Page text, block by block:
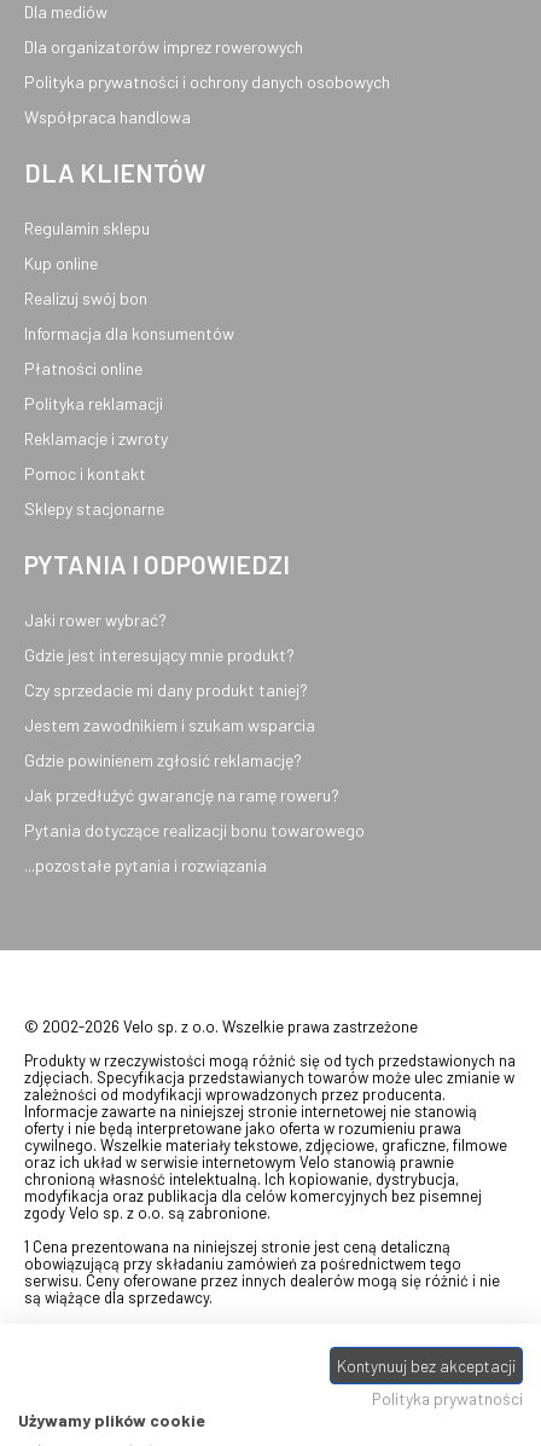
Dla mediów
Dla organizatorów imprez rowerowych
Polityka prywatności i ochrony danych osobowych
Współpraca handlowa
DLA KLIENTÓW
Regulamin sklepu
Kup online
Realizuj swój bon
Informacja dla konsumentów
Płatności online
Polityka reklamacji
Reklamacje i zwroty
Pomoc i kontakt
Sklepy stacjonarne
PYTANIA I ODPOWIEDZI
Jaki rower wybrać?
Gdzie jest interesujący mnie produkt?
Czy sprzedacie mi dany produkt taniej?
Jestem zawodnikiem i szukam wsparcia
Gdzie powinienem zgłosić reklamację?
Jak przedłużyć gwarancję na ramę roweru?
Pytania dotyczące realizacji bonu towarowego
...pozostałe pytania i rozwiązania
© 2002-2026 Velo sp. z o.o. Wszelkie prawa zastrzeżone
Produkty w rzeczywistości mogą różnić się od tych przedstawionych na
zdjęciach. Specyfikacja przedstawianych towarów może ulec zmianie w
zależności od modyfikacji wprowadzonych przez producenta.
Informacje zawarte na niniejszej stronie internetowej nie stanowią
oferty i nie będą interpretowane jako oferta w rozumieniu prawa
cywilnego. Wszelkie materiały tekstowe, zdjęciowe, graficzne, filmowe
oraz ich układ w serwisie internetowym Velo stanowią prawnie
chronioną własność intelektualną. Ich kopiowanie, dystrybucja,
modyfikacja oraz publikacja dla celów komercyjnych bez pisemnej
zgody Velo sp. z o.o. są zabronione.
1 Cena prezentowana na niniejszej stronie jest ceną detaliczną
obowiązującą przy składaniu zamówień za pośrednictwem tego
serwisu. Ceny oferowane przez innych dealerów mogą się różnić i nie
są wiążące dla sprzedawcy.
swój bon" na towary z oferty VELO, aktualnie dostępnej na stronie
, w ramach sprzedaży premiowej. Dowiedz się jak
stronie promocji. Prezentowana wartość
eBonu uwzględnia fakt wyrażenia - w procesie rejestracji w Panelu
klienta- zgody na otrzymywanie drogą mailową informacji handlowo-
marketingowe, np. newsletter rowerowy. W przypadku braku zgody
Kontynuuj bez akceptacji
Polityka prywatności
Używamy plików cookie